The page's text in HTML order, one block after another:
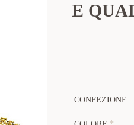
E
CONFEZIONE